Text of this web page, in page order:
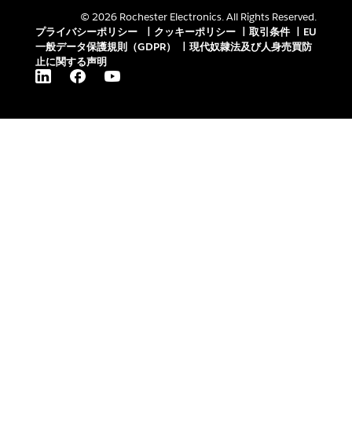
© 2026 Rochester Electronics. All Rights Reserved.
プライバシーポリシー
クッキーポリシー 取引条件
EU
一般データ保護規則（GDPR）
現代奴隷法及び人身売買防
止に関する声明